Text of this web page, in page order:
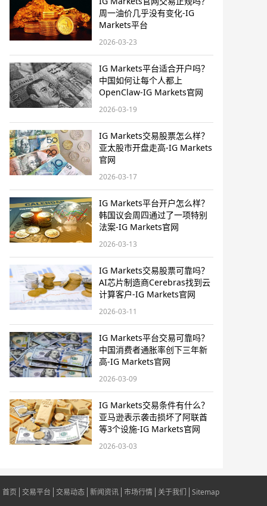
周一油价几乎没有变化​-IG
Markets平台
2026-03-23
IG Markets平台适合开户吗？
中国如何让每个人都上
OpenClaw-IG Markets官网
2026-03-19
IG Markets交易股票怎么样？
亚太股市开盘走高-IG Markets
官网
2026-03-17
IG Markets平台开户怎么样？
韩国议会周四通过了一项特别
法案-IG Markets官网
2026-03-13
IG Markets交易股票可靠吗？
AI芯片制造商Cerebras找到云
计算客户-IG Markets官网
2026-03-11
IG Markets平台交易可靠吗？
中国消费者通胀率创下三年新
高-IG Markets官网
2026-03-09
IG Markets交易条件有什么？
亚马逊表示袭击损坏了阿联酋
等3个设施-IG Markets官网
2026-03-03
首页 交易平台 交易动态 新闻资讯 市场行情 关于我们 Sitemap